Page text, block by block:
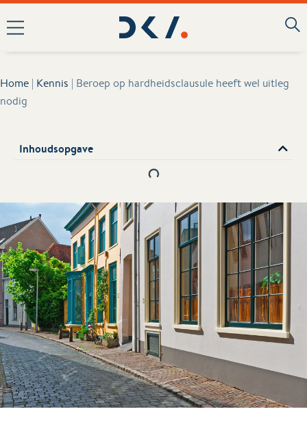
Home | Kennis | Beroep op hardheidsclausule heeft wel uitleg
nodig
Inhoudsopgave